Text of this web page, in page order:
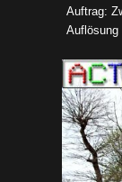
Auftrag:
Auflösung